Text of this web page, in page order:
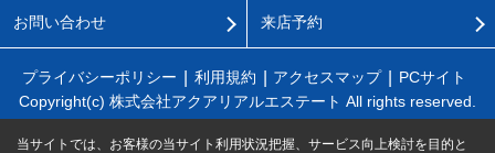
お問い合わせ 来店予約
プライバシーポリシー 利用規約 アクセスマップ
PCサイト
Copyright(c) 株式会社アクアリアルエステート All rights reserved.
当サイトでは、お客様の当サイト利用状況把握、サービス向上検討を目的と